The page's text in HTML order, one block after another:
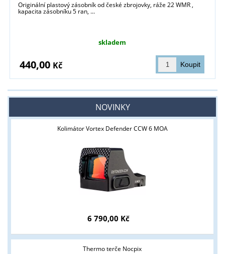
Originální plastový zásobník od české zbrojovky, ráže 22 WMR ,
kapacita zásobníku 5 ran, ...
skladem
440,00 Kč
NOVINKY
Kolimátor Vortex Defender CCW 6 MOA
6 790,00 Kč
Thermo terče Nocpix